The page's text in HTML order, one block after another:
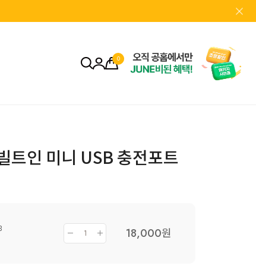
0
트인 미니 USB 충전포트
18,000원